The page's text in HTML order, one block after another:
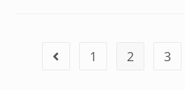
Une
Réciproque
Go to the previous page
1 2 3